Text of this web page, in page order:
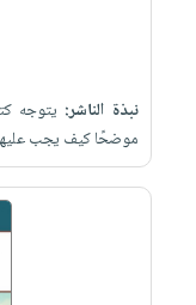
نبذة الناشر: يتوجه
موضحًا كيف يجب عليهم